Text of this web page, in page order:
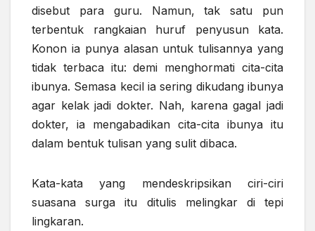
disebut para guru. Namun, tak satu pun
terbentuk rangkaian huruf penyusun kata.
Konon ia punya alasan untuk tulisannya yang
tidak terbaca itu: demi menghormati cita-cita
ibunya. Semasa kecil ia sering dikudang ibunya
agar kelak jadi dokter. Nah, karena gagal jadi
dokter, ia mengabadikan cita-cita ibunya itu
dalam bentuk tulisan yang sulit dibaca.
Kata-kata yang mendeskripsikan ciri-ciri
suasana surga itu ditulis melingkar di tepi
lingkaran.